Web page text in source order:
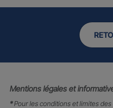
Mentions légales et
*Pour les conditions et limites